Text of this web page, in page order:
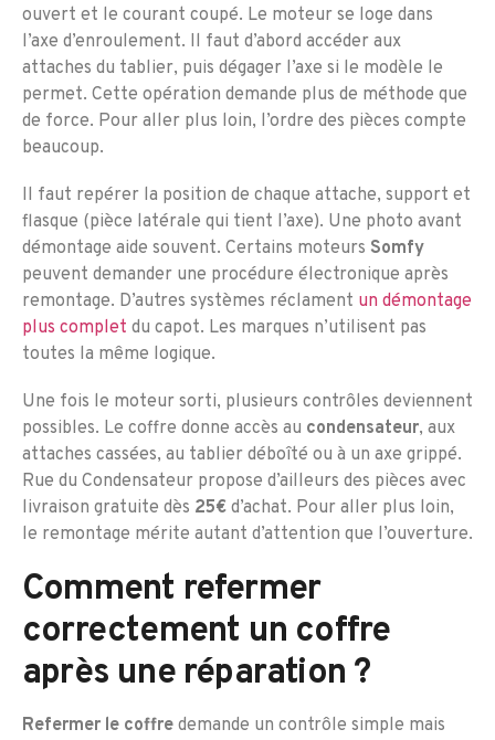
ouvert et le courant coupé. Le moteur se loge dans
l’axe d’enroulement. Il faut d’abord accéder aux
attaches du tablier, puis dégager l’axe si le modèle le
permet. Cette opération demande plus de méthode que
de force. Pour aller plus loin, l’ordre des pièces compte
beaucoup.
Il faut repérer la position de chaque attache, support et
flasque (pièce latérale qui tient l’axe). Une photo avant
démontage aide souvent. Certains moteurs Somfy
peuvent demander une procédure électronique après
remontage. D’autres systèmes réclament un démontage
plus complet du capot. Les marques n’utilisent pas
toutes la même logique.
Une fois le moteur sorti, plusieurs contrôles deviennent
possibles. Le coffre donne accès au condensateur, aux
attaches cassées, au tablier déboîté ou à un axe grippé.
Rue du Condensateur propose d’ailleurs des pièces avec
livraison gratuite dès 25€ d’achat. Pour aller plus loin,
le remontage mérite autant d’attention que l’ouverture.
Comment refermer
correctement un coffre
après une réparation ?
Refermer le coffre demande un contrôle simple mais